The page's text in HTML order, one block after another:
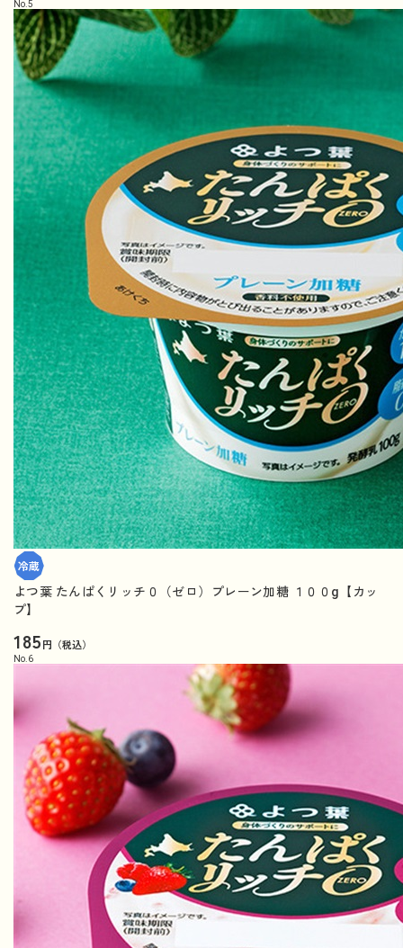
No. 5
よつ葉 たんぱくリッチ０（ゼロ）プレーン加糖 １００g【カッ
プ】
185円（税込）
No. 6